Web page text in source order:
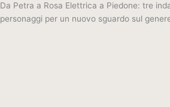
Da Petra a Rosa Elettrica a Piedone: tre
personaggi per un nuovo sguardo sul